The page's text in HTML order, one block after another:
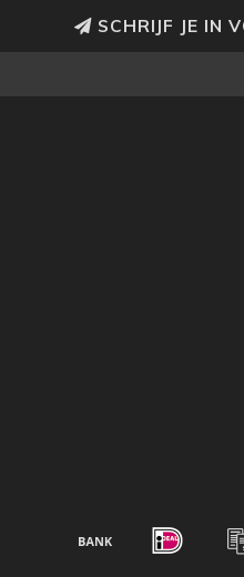
SCHRIJF JE IN